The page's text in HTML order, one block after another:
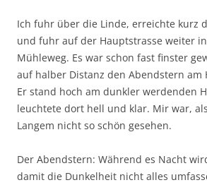
Ich fuhr über die Linde, erreichte kurz
und fuhr auf der Hauptstrasse weiter
Mühleweg. Es war schon fast finster
auf halber Distanz den Abendstern am
Er stand hoch am dunkler werdenden
leuchtete dort hell und klar. Mir war,
Langem nicht so schön gesehen.
Der Abendstern: Während es Nacht
damit die Dunkelheit nicht alles